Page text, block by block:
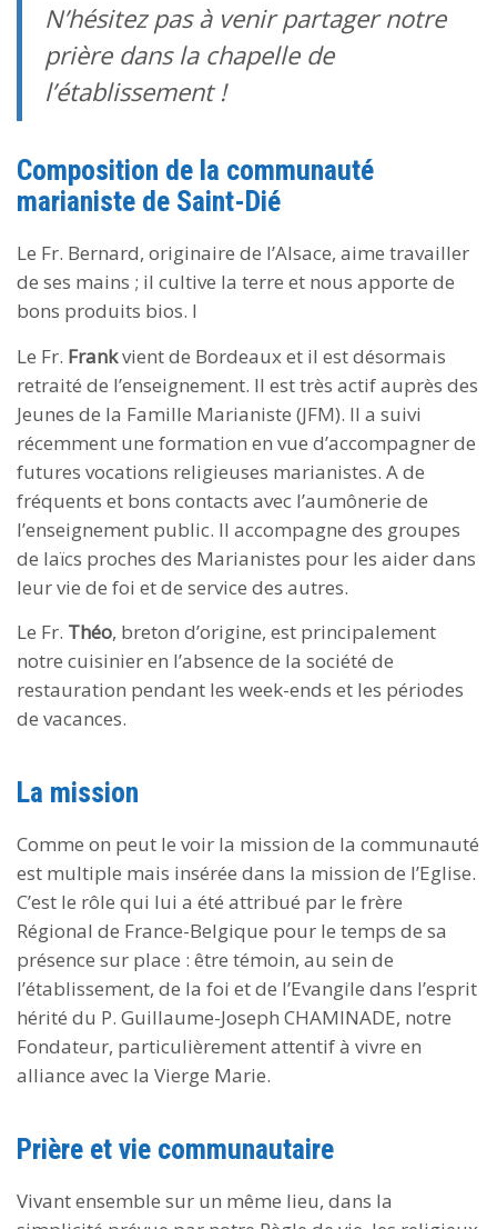
N’hésitez pas à venir partager notre
prière dans la chapelle de
l’établissement !
Composition de la communauté
marianiste de Saint-Dié
Le Fr. Bernard, originaire de l’Alsace, aime travailler
de ses mains ; il cultive la terre et nous apporte de
bons produits bios. I
Le Fr. Frankvient de Bordeaux et il est désormais
retraité de l’enseignement. Il est très actif auprès des
Jeunes de la Famille Marianiste (JFM). Il a suivi
récemment une formation en vue d’accompagner de
futures vocations religieuses marianistes. A de
fréquents et bons contacts avec l’aumônerie de
l’enseignement public. Il accompagne des groupes
de laïcs proches des Marianistes pour les aider dans
leur vie de foi et de service des autres.
Le Fr. Théo, breton d’origine, est principalement
notre cuisinier en l’absence de la société de
restauration pendant les week-ends et les périodes
de vacances.
La mission
Comme on peut le voir la mission de la communauté
est multiple mais insérée dans la mission de l’Eglise.
C’est le rôle qui lui a été attribué par le frère
Régional de France-Belgique pour le temps de sa
présence sur place : être témoin, au sein de
l’établissement, de la foi et de l’Evangile dans l’esprit
hérité du P. Guillaume-Joseph CHAMINADE, notre
Fondateur, particulièrement attentif à vivre en
alliance avec la Vierge Marie.
Prière et vie communautaire
Vivant ensemble sur un même lieu, dans la